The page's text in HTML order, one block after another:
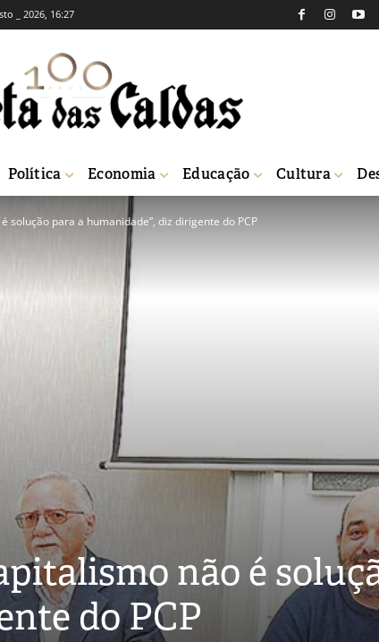
_ 2026, 16:27
Política Economia Educação Cultura
solução para a humanidade”, diz dirigente do PCP
não é
do PCP